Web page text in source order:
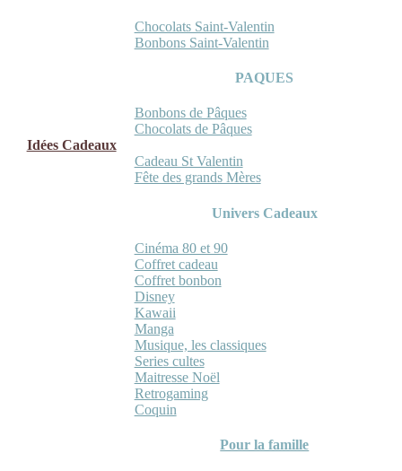
Chocolats Saint-Valentin
Bonbons Saint-Valentin
PAQUES
Bonbons de Pâques
Chocolats de Pâques
Idées Cadeaux
Cadeau St Valentin
Fête des grands Mères
Univers Cadeaux
Cinéma 80 et 90
Coffret cadeau
Coffret bonbon
Disney
Kawaii
Manga
Musique, les classiques
Series cultes
Maitresse Noël
Retrogaming
Coquin
Pour la famille